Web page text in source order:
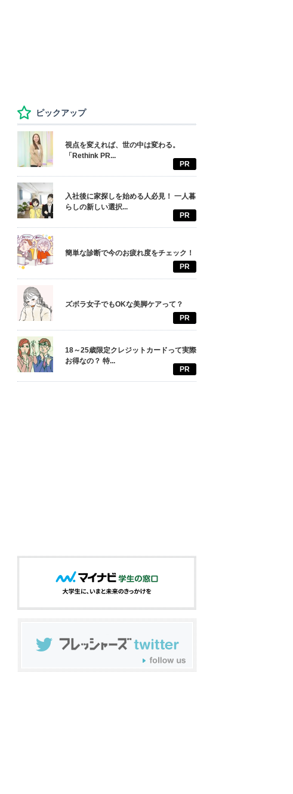
ピックアップ
視点を変えれば、世の中は変わる。
「Rethink PR...
PR
入社後に家探しを始める人必見！ 一人暮
らしの新しい選択...
PR
簡単な診断で今のお疲れ度をチェック！
PR
ズボラ女子でもOKな美脚ケアって？
PR
18～25歳限定クレジットカードって実際
お得なの？ 特...
PR